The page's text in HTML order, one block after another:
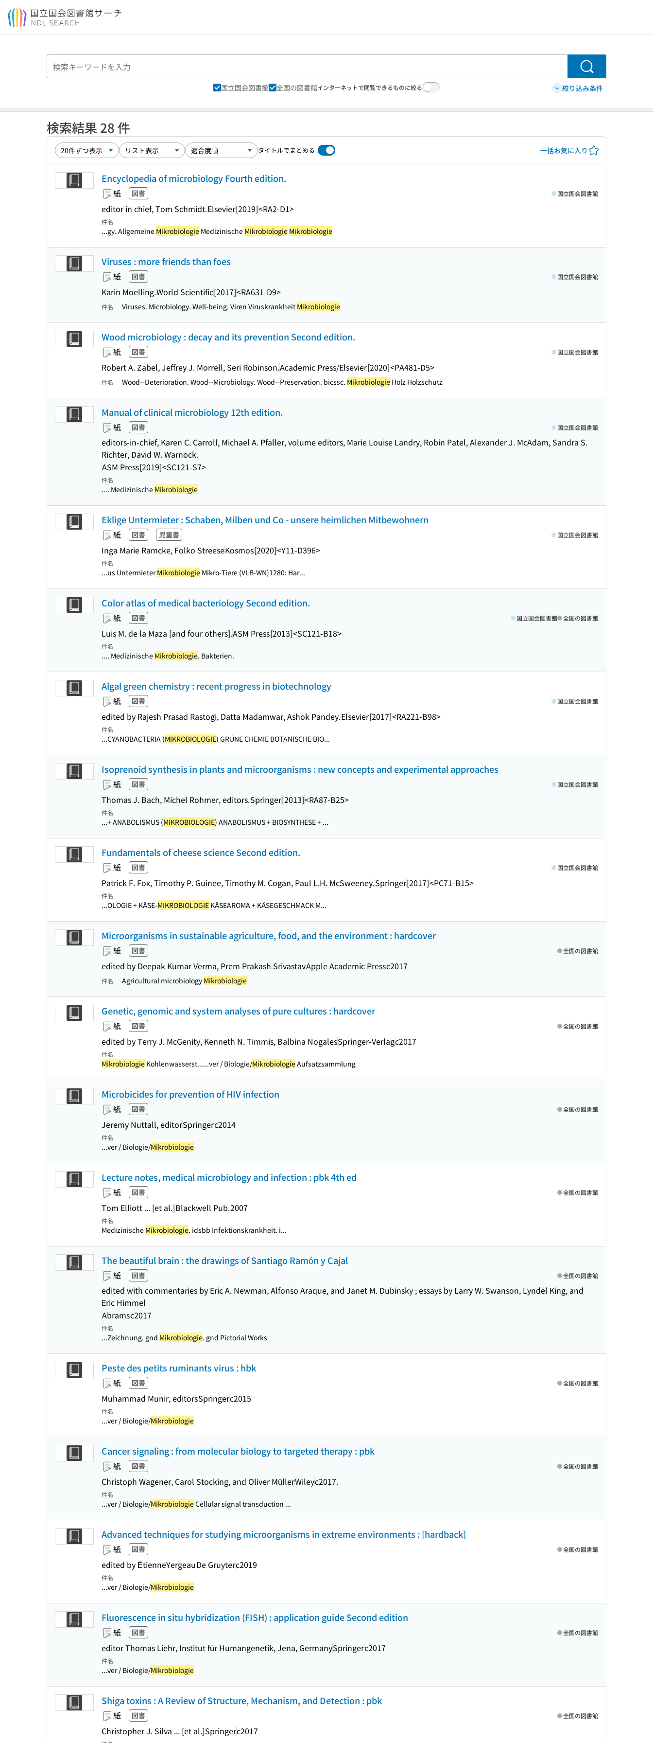
本文へ移動
検索
国立国会図書館 全国の図書館インターネットで閲覧できるものに絞る 絞り込み条件
検索結果 28 件
タイトルでまとめる 一括お気に入り
Encyclopedia of microbiology Fourth edition.
紙 図書
editor in chief, Tom Schmidt.Elsevier[2019]<RA2-D1>
国立国会図書館
件名
...gy. Allgemeine Mikrobiologie Medizinische Mikrobiologie Mikrobiologie
Viruses : more friends than foes
紙 図書
Karin Moelling.World Scientific[2017]<RA631-D9>
国立国会図書館
件名 Viruses. Microbiology. Well-being. Viren Viruskrankheit Mikrobiologie
Wood microbiology : decay and its prevention Second edition.
紙 図書
Robert A. Zabel, Jeffrey J. Morrell, Seri Robinson.Academic Press/Elsevier[2020]<PA481-D5>
国立国会図書館
件名 Wood--Deterioration. Wood--Microbiology. Wood--Preservation. bicssc. Mikrobiologie Holz Holzschutz
Manual of clinical microbiology 12th edition.
紙 図書
editors-in-chief, Karen C. Carroll, Michael A. Pfaller, volume editors, Marie Louise Landry, Robin Patel, Alexander J. McAdam, Sandra S.
Richter, David W. Warnock.
ASM Press[2019]<SC121-S7>
国立国会図書館
件名
.... Medizinische Mikrobiologie
Eklige Untermieter : Schaben, Milben und Co - unsere heimlichen Mitbewohnern
紙 図書 児童書
Inga Marie Ramcke, Folko StreeseKosmos[2020]<Y11-D396>
国立国会図書館
件名
...us UntermieterMikrobiologie Mikro-Tiere (VLB-WN)1280: Har...
Color atlas of medical bacteriology Second edition.
紙 図書
Luis M. de la Maza [and four others].ASM Press[2013]<SC121-B18>
国立国会図書館 全国の図書館
件名
.... Medizinische Mikrobiologie. Bakterien.
Algal green chemistry : recent progress in biotechnology
紙 図書
edited by Rajesh Prasad Rastogi, Datta Madamwar, Ashok Pandey.Elsevier[2017]<RA221-B98>
国立国会図書館
件名
...CYANOBACTERIA (MIKROBIOLOGIE) GRÜNE CHEMIE BOTANISCHE BIO...
Isoprenoid synthesis in plants and microorganisms : new concepts and experimental approaches
紙 図書
Thomas J. Bach, Michel Rohmer, editors.Springer[2013]<RA87-B25>
国立国会図書館
件名
...+ ANABOLISMUS (MIKROBIOLOGIE) ANABOLISMUS + BIOSYNTHESE + ...
Fundamentals of cheese science Second edition.
紙 図書
Patrick F. Fox, Timothy P. Guinee, Timothy M. Cogan, Paul L.H. McSweeney.Springer[2017]<PC71-B15>
国立国会図書館
件名
...OLOGIE + KÄSE-MIKROBIOLOGIE KÄSEAROMA + KÄSEGESCHMACK M...
Microorganisms in sustainable agriculture, food, and the environment : hardcover
紙 図書
edited by Deepak Kumar Verma, Prem Prakash SrivastavApple Academic Pressc2017
全国の図書館
件名 Agricultural microbiology Mikrobiologie
Genetic, genomic and system analyses of pure cultures : hardcover
紙 図書
edited by Terry J. McGenity, Kenneth N. Timmis, Balbina NogalesSpringer-Verlagc2017
全国の図書館
件名
Mikrobiologie Kohlenwasserst......ver / Biologie/MikrobiologieAufsatzsammlung
Microbicides for prevention of HIV infection
紙 図書
Jeremy Nuttall, editorSpringerc2014
全国の図書館
件名
...ver / Biologie/Mikrobiologie
Lecture notes, medical microbiology and infection : pbk 4th ed
紙 図書
Tom Elliott ... [et al.]Blackwell Pub.2007
全国の図書館
件名
Medizinische Mikrobiologie. idsbb Infektionskrankheit. i...
The beautiful brain : the drawings of Santiago Ramón y Cajal
紙 図書
edited with commentaries by Eric A. Newman, Alfonso Araque, and Janet M. Dubinsky ; essays by Larry W. Swanson, Lyndel King, and
Eric Himmel
Abramsc2017
全国の図書館
件名
...Zeichnung. gnd Mikrobiologie. gnd Pictorial Works
Peste des petits ruminants virus : hbk
紙 図書
Muhammad Munir, editorsSpringerc2015
全国の図書館
件名
...ver / Biologie/Mikrobiologie
Cancer signaling : from molecular biology to targeted therapy : pbk
紙 図書
Christoph Wagener, Carol Stocking, and Oliver MüllerWileyc2017.
全国の図書館
件名
...ver / Biologie/MikrobiologieCellular signal transduction ...
Advanced techniques for studying microorganisms in extreme environments : [hardback]
紙 図書
edited by ÉtienneYergeauDe Gruyterc2019
全国の図書館
件名
...ver / Biologie/Mikrobiologie
Fluorescence in situ hybridization (FISH) : application guide Second edition
紙 図書
editor Thomas Liehr, Institut für Humangenetik, Jena, GermanySpringerc2017
全国の図書館
件名
...ver / Biologie/Mikrobiologie
Shiga toxins : A Review of Structure, Mechanism, and Detection : pbk
紙 図書
Christopher J. Silva ... [et al.]Springerc2017
全国の図書館